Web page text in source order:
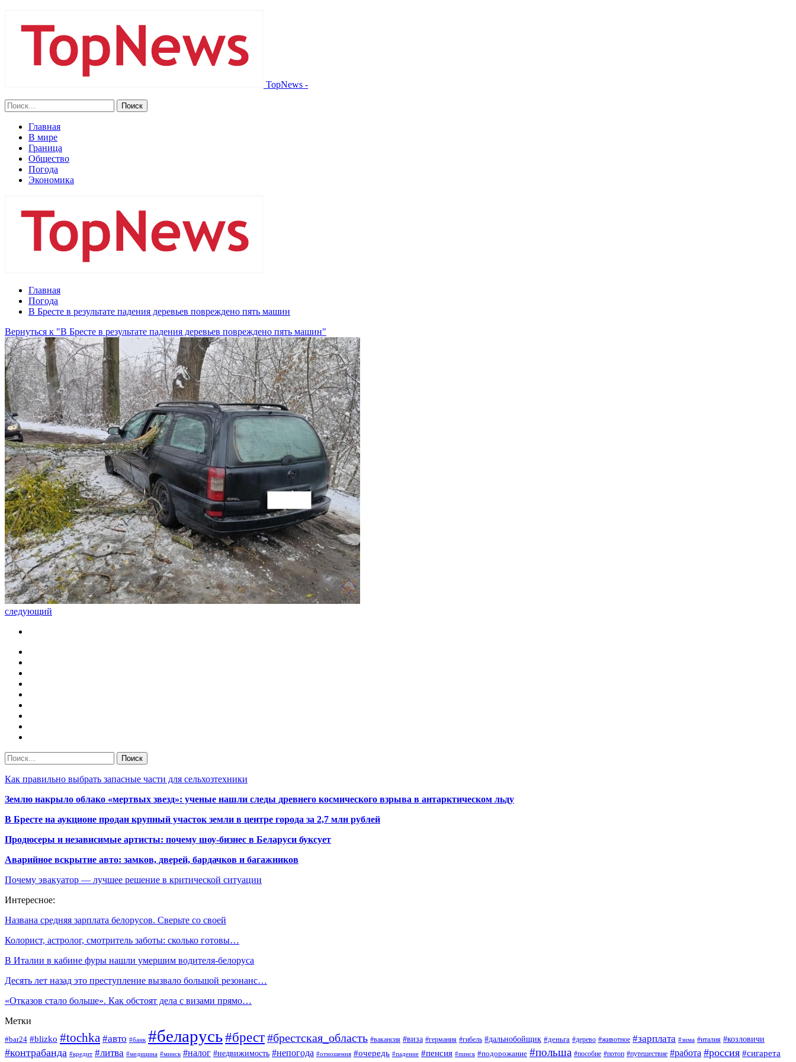
TopNews -
Главная
В мире
Граница
Общество
Погода
Экономика
Главная
Погода
В Бресте в результате падения деревьев повреждено пять машин
Вернуться к "В Бресте в результате падения деревьев повреждено пять машин"
следующий
Как правильно выбрать запасные части для сельхозтехники
Землю накрыло облако «мертвых звезд»: ученые нашли следы древнего космического взрыва в антарктическом льду
В Бресте на аукционе продан крупный участок земли в центре города за 2,7 млн рублей
Продюсеры и независимые артисты: почему шоу-бизнес в Беларуси буксует
Аварийное вскрытие авто: замков, дверей, бардачков и багажников
Почему эвакуатор — лучшее решение в критической ситуации
Интересное:
Названа средняя зарплата белорусов. Сверьте со своей
Колорист, астролог, смотритель заботы: сколько готовы…
В Италии в кабине фуры нашли умершим водителя-белоруса
Десять лет назад это преступление вызвало большой резонанс…
«Отказов стало больше». Как обстоят дела с визами прямо…
Метки
#bar24 #blizko #tochka #авто #банк #беларусь#брест#брестская_область #вакансия #виза #германия #гибель #дальнобойщик #деньга #дерево #животное #зарплата #зима #италия #козловичи
#контрабанда #кредит #литва #медицина #минск #налог #недвижимость #непогода #отношения #очередь #падение #пенсия #пинск #подорожание #польша #пособие #потоп #путешествие #работа #россия #сигарета